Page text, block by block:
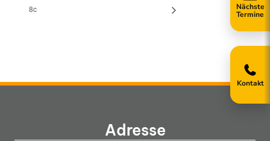
8c
Adresse
Kontakt